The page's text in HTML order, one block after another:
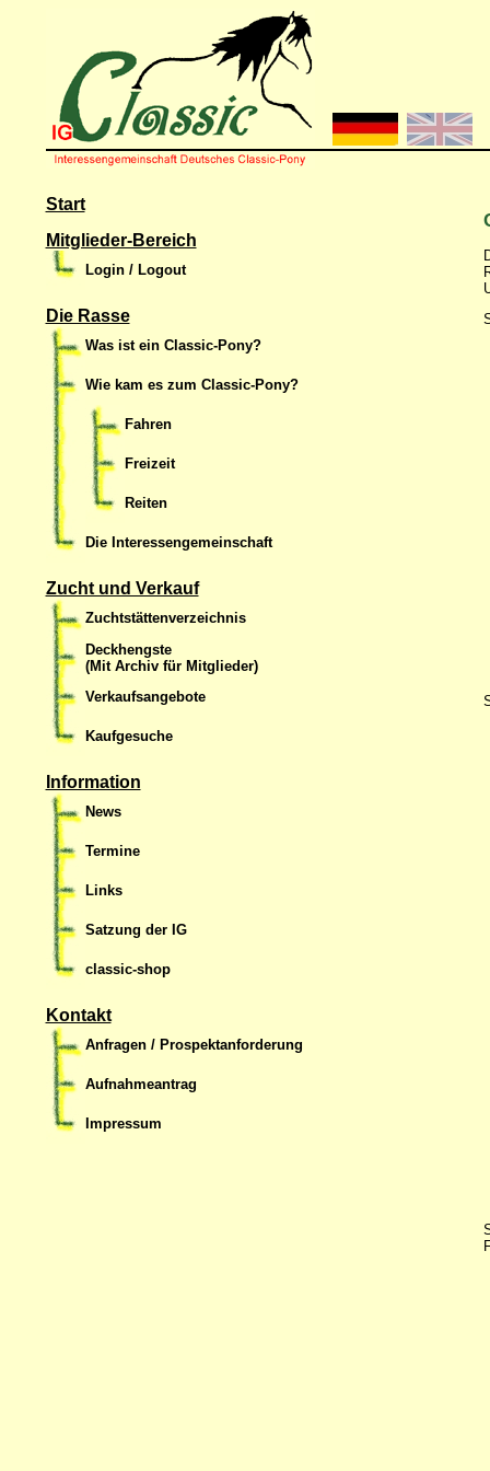
Start
Mitglieder-Bereich
Login / Logout
Die Rasse
Was ist ein Classic-Pony?
Wie kam es zum Classic-Pony?
Fahren
Freizeit
Reiten
Die Interessengemeinschaft
Zucht und Verkauf
Zuchtstättenverzeichnis
Deckhengste
(Mit Archiv für Mitglieder)
Verkaufsangebote
Kaufgesuche
Information
News
Termine
Links
Satzung der IG
classic-shop
Kontakt
Anfragen / Prospektanforderung
Aufnahmeantrag
Impressum